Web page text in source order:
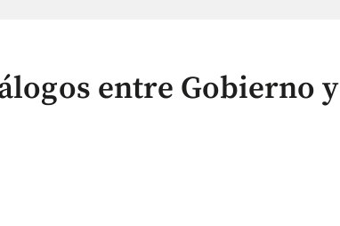
entre Gobierno y